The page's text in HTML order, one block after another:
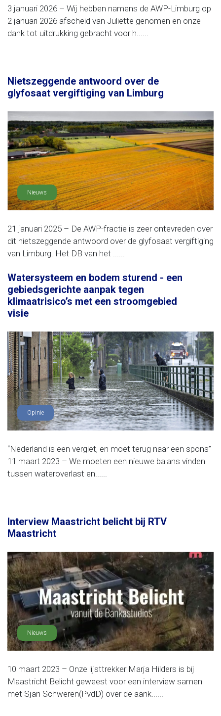
3 januari 2026 – Wij hebben namens de AWP-Limburg op
2 januari 2026 afscheid van Juliëtte genomen en onze
dank tot uitdrukking gebracht voor h......
Nietszeggende antwoord over de
glyfosaat vergiftiging van Limburg
Nieuws
21 januari 2025 – De AWP-fractie is zeer ontevreden over
dit nietszeggende antwoord over de glyfosaat vergiftiging
van Limburg. Het DB van het ......
Watersysteem en bodem sturend - een
gebiedsgerichte aanpak tegen
klimaatrisico’s met een stroomgebied
visie
Opinie
“Nederland is een vergiet, en moet terug naar een spons”
11 maart 2023 – We moeten een nieuwe balans vinden
tussen wateroverlast en......
Interview Maastricht belicht bij RTV
Maastricht
Nieuws
10 maart 2023 – Onze lijsttrekker Marja Hilders is bij
Maastricht Belicht geweest voor een interview samen
met Sjan Schweren(PvdD) over de aank......